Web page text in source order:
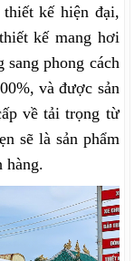
kế hiện đại,
kế mang hơi
phong cách
và được sản
về tải trọng từ
sẽ là sản phẩm
hàng.